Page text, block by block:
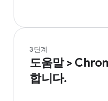
3단계
도움말 >
합니다.